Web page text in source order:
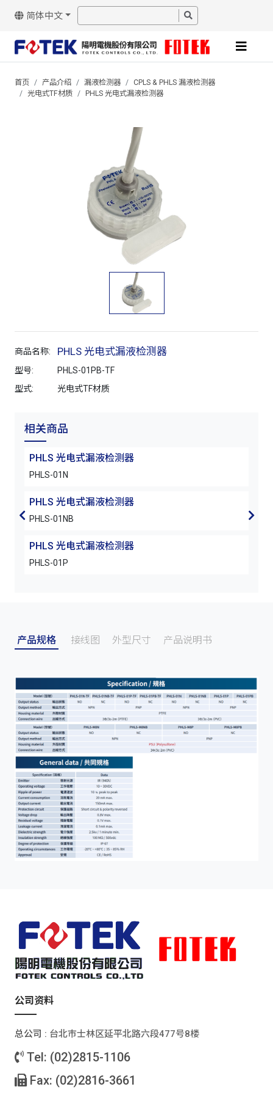
简体中文
首页 产品介绍 漏液检测器
CPLS & PHLS 漏液检测器
光电式TF材质
PHLS 光电式漏液检测器
商品名称: PHLS 光电式漏液检测器
型号:
PHLS-01PB-TF
型式:
光电式TF材质
相关商品
PHLS 光电式漏液检测器
PHLS-01N
PHLS 光电式漏液检测器
PHLS-01NB
PHLS 光电式漏液检测器
PHLS-01P
产品规格 接线图 外型尺寸 产品说明书
公司资料
总公司 : 台北巿士林区延平北路六段477号8楼
Tel: (02)2815-1106
Fax: (02)2816-3661